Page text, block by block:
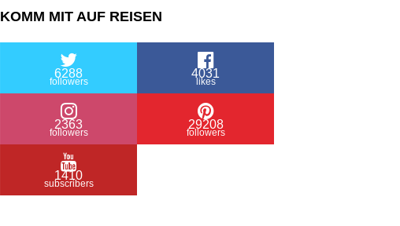
KOMM MIT AUF REISEN
6288
followers
4031
likes
2363
followers
29208
followers
1410
subscribers